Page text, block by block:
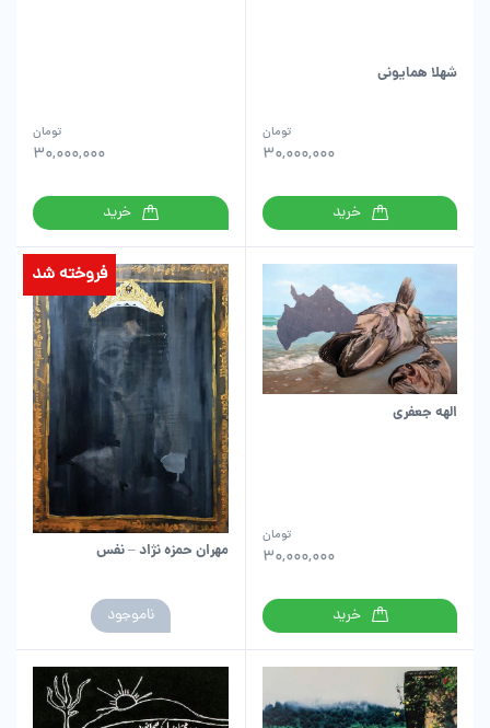
شهلا همایونی
30,000,000
تومان
خرید
30,000,000
تومان
خرید
الهه جعفری
30,000,000
تومان
خرید
فروخته شد
مهران حمزه نژاد – نفس
ناموجود